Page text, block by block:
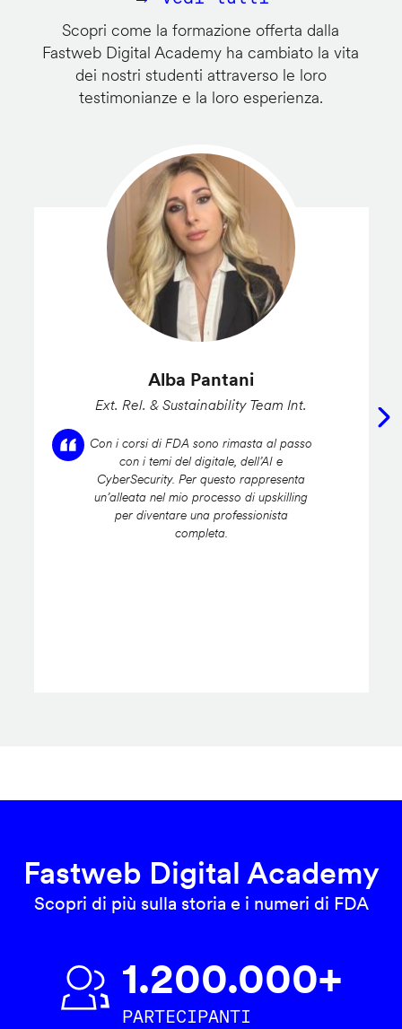
Scopri come la formazione offerta dalla
Fastweb Digital Academy ha cambiato la vita
dei nostri studenti attraverso le loro
testimonianze e la loro esperienza.
Alba Pantani
Ext. Rel. & Sustainability Team Int.
Con i corsi di FDA sono rimasta al passo
con i temi del digitale, dell’AI e
CyberSecurity. Per questo rappresenta
un’alleata nel mio processo di upskilling
per diventare una professionista
completa.
Fastweb Digital Academy
Scopri di più sulla storia e i numeri di FDA
1.200.000+
PARTECIPANTI